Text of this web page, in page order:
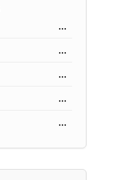
...
...
...
...
...